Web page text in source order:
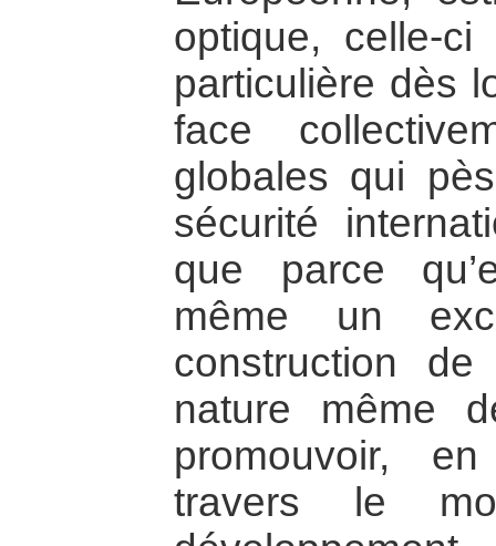
optique, celle-
particulière dès
face
globales qui
sécurité
que parce
même un
construction
nature même
promouvoir,
travers le